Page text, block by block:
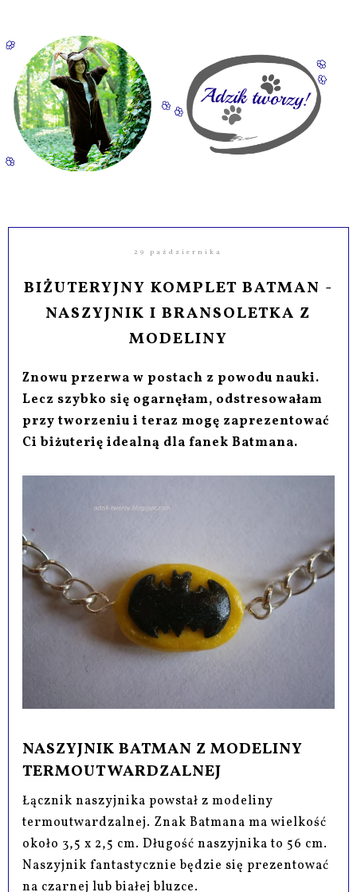
29 października
BIŻUTERYJNY KOMPLET BATMAN -
NASZYJNIK I BRANSOLETKA Z
MODELINY
Znowu przerwa w postach z powodu nauki.
Lecz szybko się ogarnęłam, odstresowałam
przy tworzeniu i teraz mogę zaprezentować
Ci biżuterię idealną dla fanek Batmana.
NASZYJNIK BATMAN Z MODELINY
TERMOUTWARDZALNEJ
Łącznik naszyjnika powstał z modeliny
termoutwardzalnej. Znak Batmana ma wielkość
około 3,5 x 2,5 cm. Długość naszyjnika to 56 cm.
Naszyjnik fantastycznie będzie się prezentować
na czarnej lub białej bluzce.